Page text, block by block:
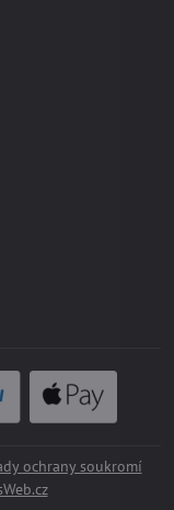
ochrany soukromí